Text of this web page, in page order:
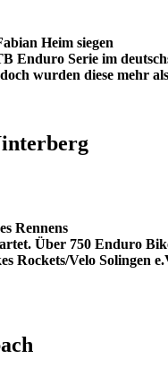
Heim siegen
Serie im
wurden diese mehr
Rennens
Über 750 Enduro
Velo Solingen